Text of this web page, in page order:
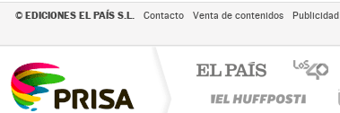
© EDICIONES EL PAÍS S.L. Contacto Venta de contenidos Publicidad